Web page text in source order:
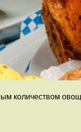
количеством